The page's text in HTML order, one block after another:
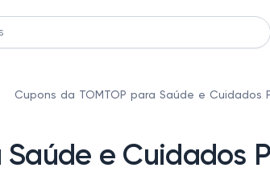
Cupons da TOMTOP para Saúde e Cuidados
e Cuidados